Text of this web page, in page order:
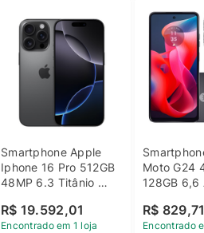
Smartphone Apple
Iphone 16 Pro 512GB
48MP 6.3 Titânio
R$ 19.592,01
Encontrado em 1 loja
Moto G24
128GB 6,6
R$
Encontrado